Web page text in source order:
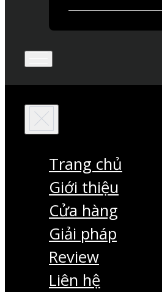
Trang chủ
Giới thiệu
Cửa hàng
Giải pháp
Review
Liên hệ